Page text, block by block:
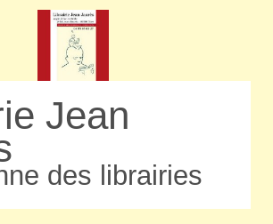
Jean
des librairies